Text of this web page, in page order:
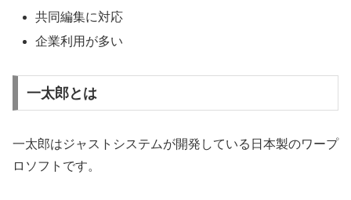
共同編集に対応
企業利用が多い
一太郎とは
一太郎はジャストシステムが開発している日本製のワープ
ロソフトです。